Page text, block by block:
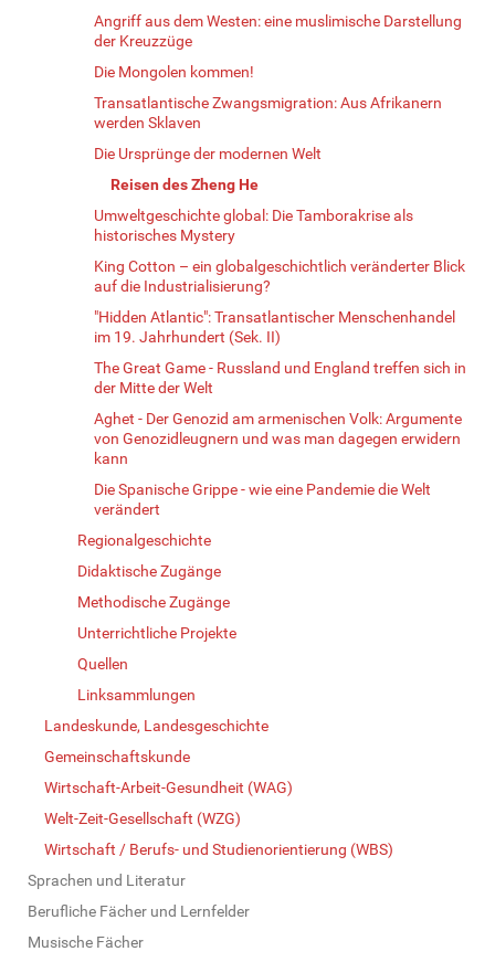
Angriff aus dem Westen: eine muslimische Darstellung
der Kreuzzüge
Die Mongolen kommen!
Transatlantische Zwangsmigration: Aus Afrikanern
werden Sklaven
Die Ursprünge der modernen Welt
Reisen des Zheng He
Umweltgeschichte global: Die Tamborakrise als
historisches Mystery
King Cotton – ein globalgeschichtlich veränderter Blick
auf die Industrialisierung?
"Hidden Atlantic": Transatlantischer Menschenhandel
im 19. Jahrhundert (Sek. II)
The Great Game - Russland und England treffen sich in
der Mitte der Welt
Aghet - Der Genozid am armenischen Volk: Argumente
von Genozidleugnern und was man dagegen erwidern
kann
Die Spanische Grippe - wie eine Pandemie die Welt
verändert
Regionalgeschichte
Didaktische Zugänge
Methodische Zugänge
Unterrichtliche Projekte
Quellen
Linksammlungen
Landeskunde, Landesgeschichte
Gemeinschaftskunde
Wirtschaft-Arbeit-Gesundheit (WAG)
Welt-Zeit-Gesellschaft (WZG)
Wirtschaft / Berufs- und Studienorientierung (WBS)
Sprachen und Literatur
Berufliche Fächer und Lernfelder
Musische Fächer